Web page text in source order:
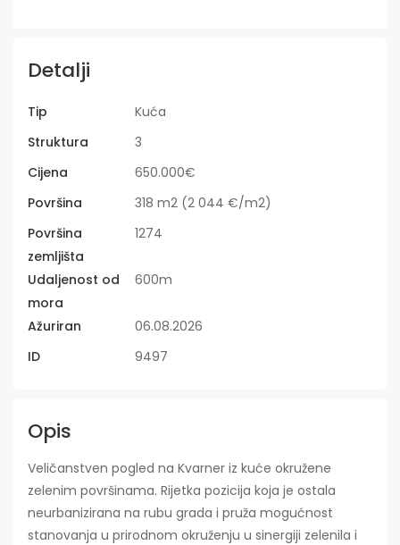
Detalji
Tip
Kuća
Struktura
3
Cijena
650.000€
Površina
318 m2 (2 044 €/m2)
Površina
zemljišta
1274
Udaljenost od
mora
600m
Ažuriran
06.08.2026
ID
9497
Opis
Veličanstven pogled na Kvarner iz kuće okružene
zelenim površinama. Rijetka pozicija koja je ostala
neurbanizirana na rubu grada i pruža mogućnost
stanovanja u prirodnom okruženju u sinergiji zelenila i